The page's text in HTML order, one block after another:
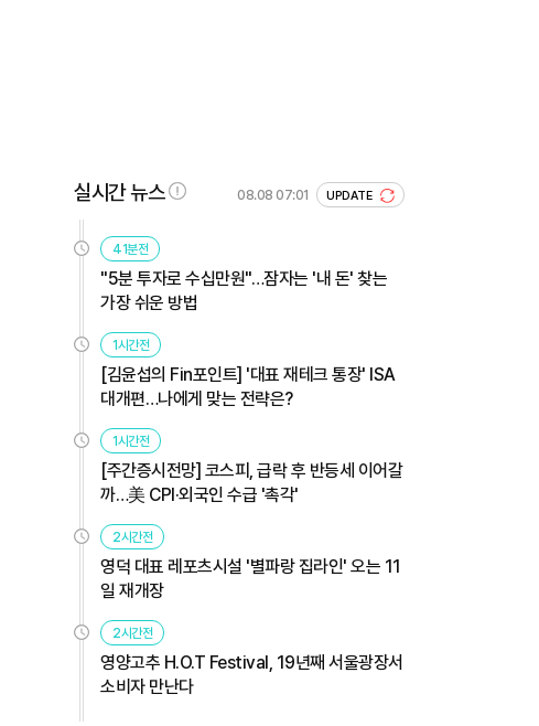
실시간 뉴스 08.08 07:01 UPDATE
41분전
"5분 투자로 수십만원"…잠자는 '내 돈' 찾는
가장 쉬운 방법
1시간전
[김윤섭의 Fin포인트] '대표 재테크 통장' ISA
대개편…나에게 맞는 전략은?
1시간전
[주간증시전망] 코스피, 급락 후 반등세 이어갈
까…美 CPI·외국인 수급 '촉각'
2시간전
영덕 대표 레포츠시설 '별파랑 집라인' 오는 11
일 재개장
2시간전
영양고추 H.O.T Festival, 19년째 서울광장서
소비자 만난다